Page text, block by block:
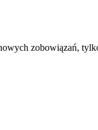
zobowiązań,